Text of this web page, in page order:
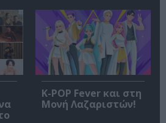
K-POP Fever και στη
Μονή Λαζαριστών!